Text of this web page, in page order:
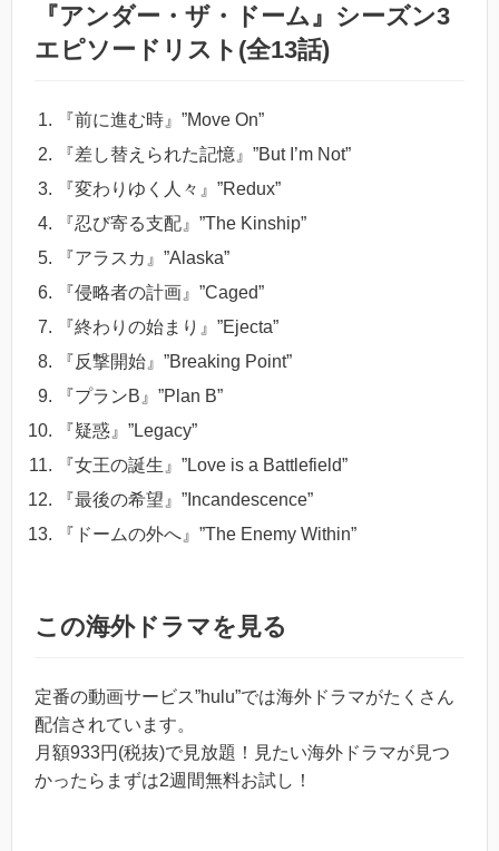
『アンダー・ザ・ドーム』シーズン3
エピソードリスト(全13話)
『前に進む時』”Move On”
『差し替えられた記憶』”But I’m Not”
『変わりゆく人々』”Redux”
『忍び寄る支配』”The Kinship”
『アラスカ』”Alaska”
『侵略者の計画』”Caged”
『終わりの始まり』”Ejecta”
『反撃開始』”Breaking Point”
『プランB』”Plan B”
『疑惑』”Legacy”
『女王の誕生』”Love is a Battlefield”
『最後の希望』”Incandescence”
『ドームの外へ』”The Enemy Within”
この海外ドラマを見る
定番の動画サービス”hulu”では海外ドラマがたくさん
配信されています。
月額933円(税抜)で見放題！見たい海外ドラマが見つ
かったらまずは2週間無料お試し！